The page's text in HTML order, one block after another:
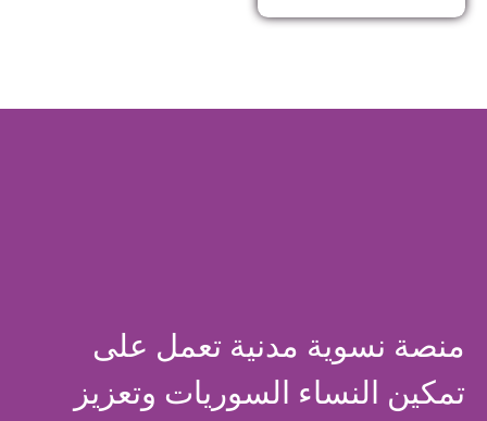
منصة نسوية مدنية تعمل على
تمكين النساء السوريات وتعزيز